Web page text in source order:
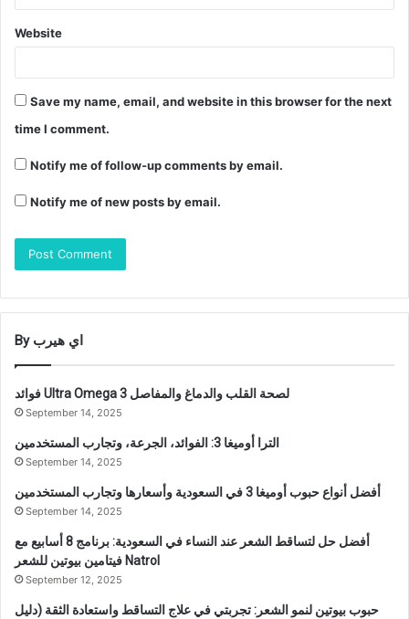
Website
Save my name, email, and website in this browser for the next
time I comment.
Notify me of follow-up comments by email.
Notify me of new posts by email.
By اي هيرب
فوائد Ultra Omega 3 لصحة القلب والدماغ والمفاصل
September 14, 2025
الترا أوميغا 3: الفوائد، الجرعة، وتجارب المستخدمين
September 14, 2025
أفضل أنواع حبوب أوميغا 3 في السعودية وأسعارها وتجارب المستخدمين
September 14, 2025
أفضل حل لتساقط الشعر عند النساء في السعودية: برنامج 8 أسابيع مع
فيتامين بيوتين للشعر Natrol
September 12, 2025
حبوب بيوتين لنمو الشعر: تجربتي في علاج التساقط واستعادة الثقة (دليل